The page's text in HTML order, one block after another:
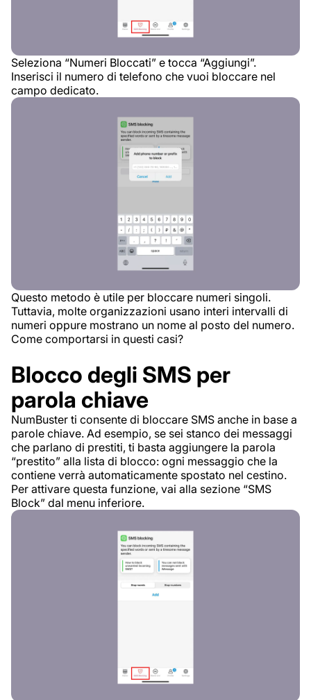
Seleziona “Numeri Bloccati” e tocca “Aggiungi”.
Inserisci il numero di telefono che vuoi bloccare nel
campo dedicato.
Questo metodo è utile per bloccare numeri singoli.
Tuttavia, molte organizzazioni usano interi intervalli di
numeri oppure mostrano un nome al posto del numero.
Come comportarsi in questi casi?
Blocco degli SMS per
parola chiave
NumBuster ti consente di bloccare SMS anche in base a
parole chiave. Ad esempio, se sei stanco dei messaggi
che parlano di prestiti, ti basta aggiungere la parola
“prestito” alla lista di blocco: ogni messaggio che la
contiene verrà automaticamente spostato nel cestino.
Per attivare questa funzione, vai alla sezione “SMS
Block” dal menu inferiore.